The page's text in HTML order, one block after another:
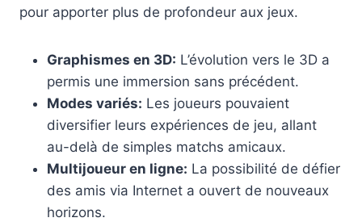
pour apporter plus de profondeur aux jeux.
Graphismes en 3D: L’évolution vers le 3D a
permis une immersion sans précédent.
Modes variés: Les joueurs pouvaient
diversifier leurs expériences de jeu, allant
au-delà de simples matchs amicaux.
Multijoueur en ligne: La possibilité de défier
des amis via Internet a ouvert de nouveaux
horizons.